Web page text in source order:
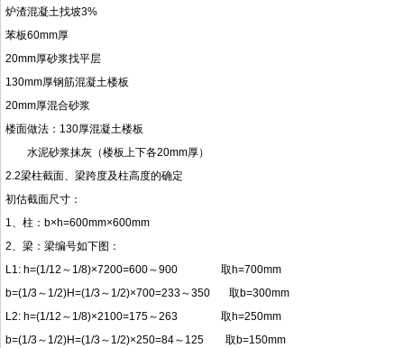
炉渣混凝土找坡3%
苯板60mm厚
20mm厚砂浆找平层
130mm厚钢筋混凝土楼板
20mm厚混合砂浆
楼面做法：130厚混凝土楼板
水泥砂浆抹灰（楼板上下各20mm厚）
2.2梁柱截面、梁跨度及柱高度的确定
初估截面尺寸：
1、柱：b×h=600mm×600mm
2、梁：梁编号如下图：
L1: h=(1/12～1/8)×7200=600～900 取h=700mm
b=(1/3～1/2)H=(1/3～1/2)×700=233～350 取b=300mm
L2: h=(1/12～1/8)×2100=175～263 取h=250mm
b=(1/3～1/2)H=(1/3～1/2)×250=84～125 取b=150mm